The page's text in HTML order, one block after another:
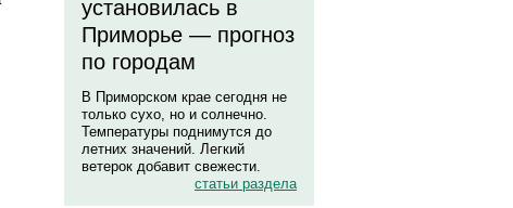
установилась в
Приморье — прогноз
по городам
В Приморском крае сегодня не
только сухо, но и солнечно.
Температуры поднимутся до
летних значений. Легкий
ветерок добавит свежести.
статьи раздела